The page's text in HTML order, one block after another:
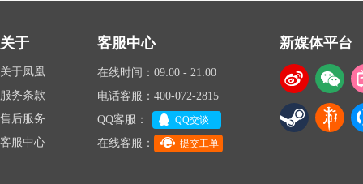
关于
关于凤凰
服务条款
售后服务
客服中心
客服中心
在线时间：09:00 - 21:00
电话客服：400-072-2815
QQ客服：
QQ交谈
在线客服： 提交工单
新媒体平台